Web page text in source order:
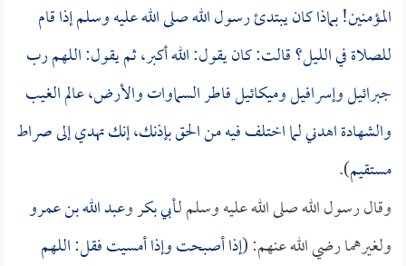
المؤمنين! بماذا كان يبتدئ رسول الله صلى الله عليه وسلم إذا قام
للصلاة في الليل؟ قالت: كان يقول: الله أكبر، ثم يقول: اللهم رب
جبرائيل وإسرافيل وميكائيل فاطر السماوات والأرض، عالم الغيب
والشهادة اهدني لما اختلف فيه من الحق بإذنك، إنك تهدي إلى صراط
مستقيم).
وقال رسول الله صلى الله عليه وسلم لـأبي بكروعبد الله بن عمرو
ولغيرهما رضي الله عنهم: (إذا أصبحت وإذا أمسيت فقل: اللهم